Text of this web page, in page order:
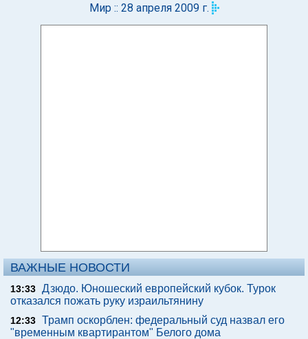
Мир :: 28 апреля 2009 г.
ВАЖНЫЕ НОВОСТИ
13:33 Дзюдо. Юношеский европейский кубок. Турок
отказался пожать руку израильтянину
12:33 Трамп оскорблен: федеральный суд назвал его
"временным квартирантом" Белого дома